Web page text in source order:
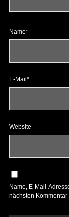
Name*
E-Mail*
Website
Name, E-Mail-
nächsten Kommentar